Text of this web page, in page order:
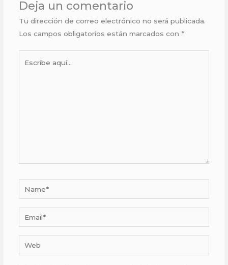
Deja un comentario
Tu dirección de correo electrónico no será publicada.
Los campos obligatorios están marcados con *